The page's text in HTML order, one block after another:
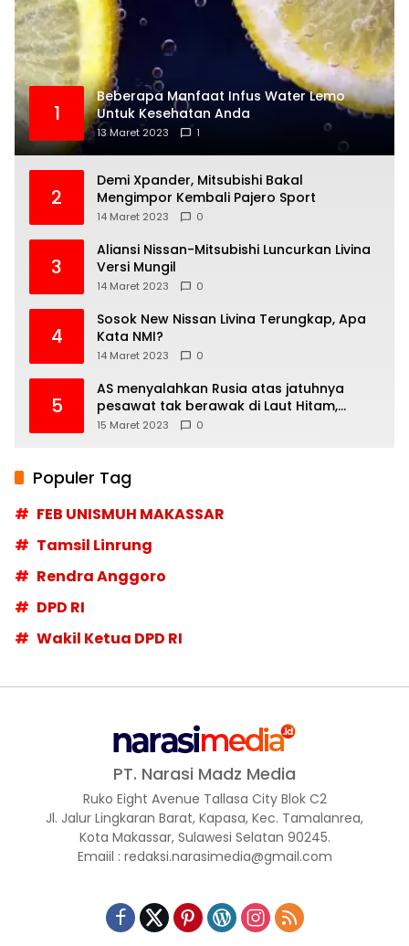
1
Beberapa Manfaat Infus Water Lemo
Untuk Kesehatan Anda
13 Maret 2023 1
2
Demi Xpander, Mitsubishi Bakal
Mengimpor Kembali Pajero Sport
14 Maret 2023 0
3
Aliansi Nissan-Mitsubishi Luncurkan Livina
Versi Mungil
14 Maret 2023 0
4
Sosok New Nissan Livina Terungkap, Apa
Kata NMI?
14 Maret 2023 0
5
AS menyalahkan Rusia atas jatuhnya
pesawat tak berawak di Laut Hitam,
Moskow menyangkal
15 Maret 2023 0
Populer Tag
FEB UNISMUH MAKASSAR
Tamsil Linrung
Rendra Anggoro
DPD RI
Wakil Ketua DPD RI
PT. Narasi Madz Media
Ruko Eight Avenue Tallasa City Blok C2
Jl. Jalur Lingkaran Barat, Kapasa, Kec. Tamalanrea,
Kota Makassar, Sulawesi Selatan 90245.
Emaiil : redaksi.narasimedia@gmail.com